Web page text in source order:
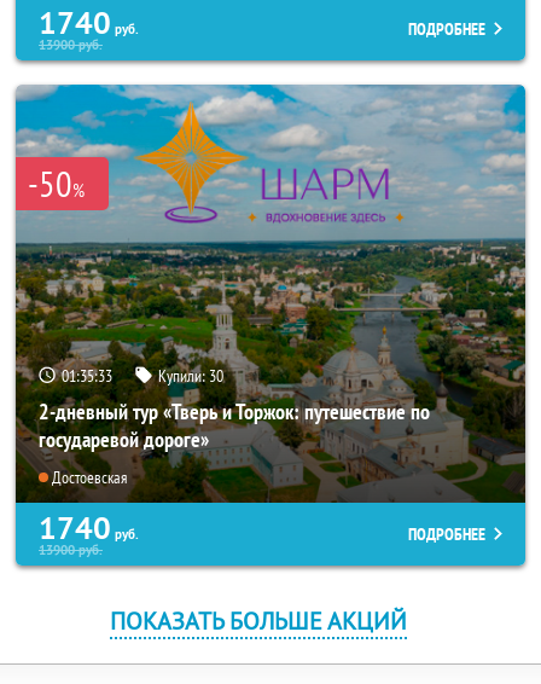
1740 руб.
13900руб.
ПОДРОБНЕЕ
-50%
01:35:31 Купили:30
2-дневный тур «Тверь и Торжок: путешествие по
государевой дороге»
Достоевская
1740 руб.
13900руб.
ПОДРОБНЕЕ
ПОКАЗАТЬ БОЛЬШЕ АКЦИЙ